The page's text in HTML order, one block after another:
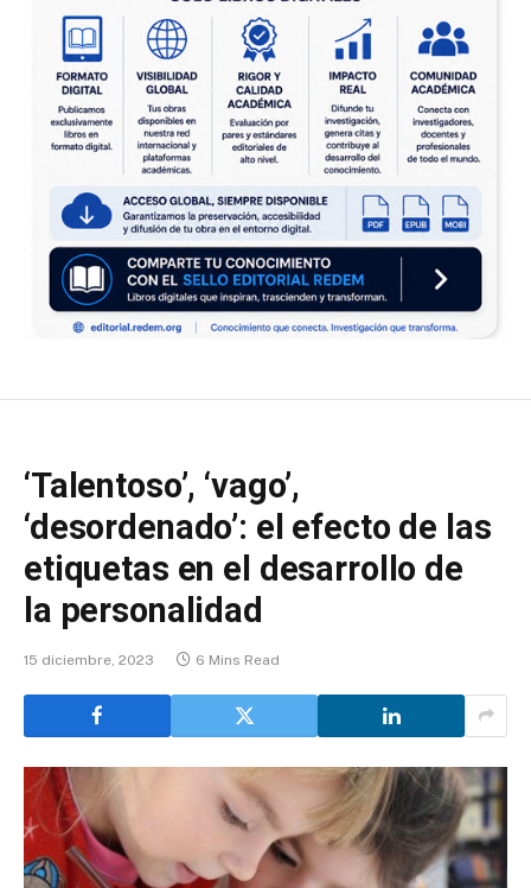
‘Talentoso’, ‘vago’,
‘desordenado’: el efecto de las
etiquetas en el desarrollo de
la personalidad
15 diciembre, 2023 6 Mins Read